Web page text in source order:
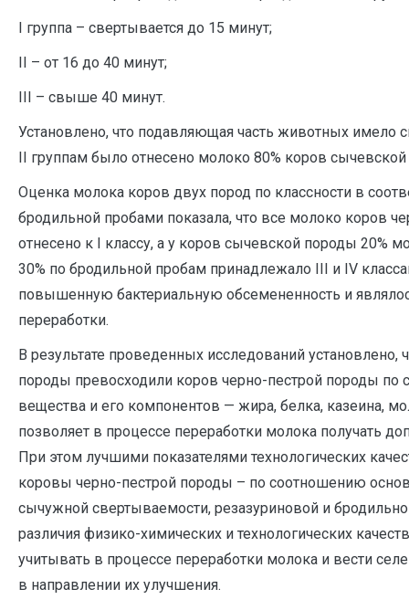
I группа – свертывается до 15 минут;
II – от 16 до 40 минут;
III – свыше 40 минут.
Установлено, что подавляющая часть животных имело
II группам было отнесено молоко 80% коров сычевской
Оценка молока коров двух пород по классности в
бродильной пробами показала, что все молоко коров
отнесено к I классу, а у коров сычевской породы 20%
30% по бродильной пробам принадлежало III и IV
повышенную бактериальную обсемененность и
переработки.
В результате проведенных исследований
породы превосходили коров черно-пестрой породы по
вещества и его компонентов — жира, белка, казеина,
позволяет в процессе переработки молока получать
При этом лучшими показателями технологических
коровы черно-пестрой породы – по соотношению
сычужной свертываемости, резазуриновой и
различия физико-химических и технологических
учитывать в процессе переработки молока и вести
в направлении их улучшения.